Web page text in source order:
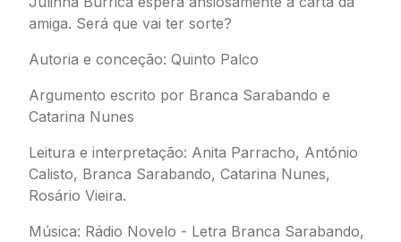
amiga. Será que vai ter sorte?
Autoria e conceção: Quinto Palco
Argumento escrito por Branca Sarabando e
Catarina Nunes
Leitura e interpretação: Anita Parracho, António
Calisto, Branca Sarabando, Catarina Nunes,
Rosário Vieira.
Música: Rádio Novelo - Letra Branca Sarabando,